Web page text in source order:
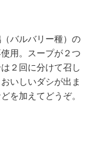
バルバリー種）の
用。スープが２つ
２回に分けて召し
いしいダシが出ま
を加えてどうぞ。